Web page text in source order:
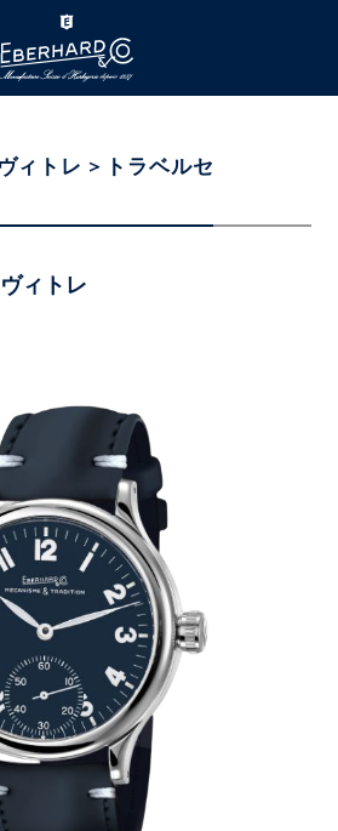
ィトレ > トラベルセ
ィトレ